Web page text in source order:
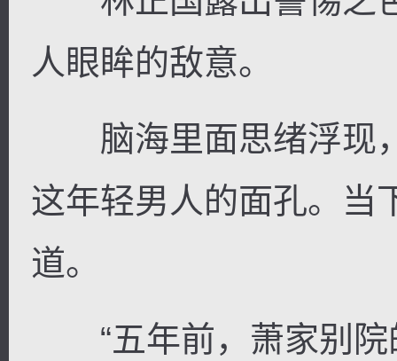
人眼眸的敌意。
脑海里面思绪浮现
这年轻男人的面孔。当
道。
“五年前，萧家别院